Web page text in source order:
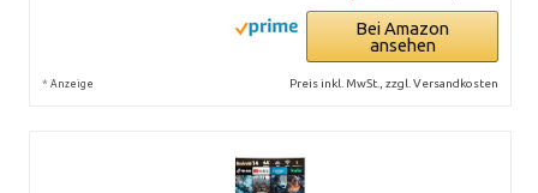
Bei Amazon
ansehen
* Anzeige Preis inkl. MwSt., zzgl. Versandkosten